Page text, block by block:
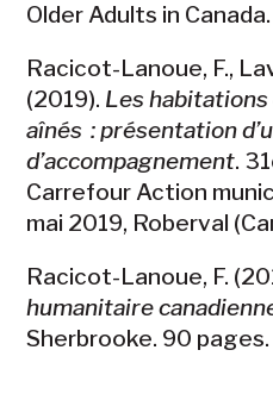
Older Adults in Canada.
Racicot-Lanoue, F.,
(2019). Les
aînés : présentation d’
d’accompagnement.
Carrefour Action
mai 2019, Roberval
Racicot-Lanoue, F.
humanitaire
Sherbrooke. 90 pages.